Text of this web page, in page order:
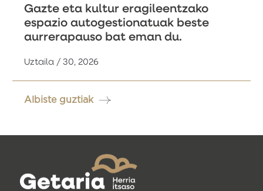
Gazte eta kultur eragileentzako
espazio autogestionatuak beste
aurrerapauso bat eman du.
Uztaila / 30, 2026
Albiste guztiak